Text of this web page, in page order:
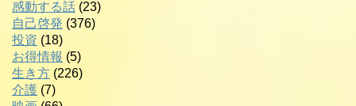
感動する話 (23)
自己啓発 (376)
投資 (18)
お得情報 (5)
生き方 (226)
介護 (7)